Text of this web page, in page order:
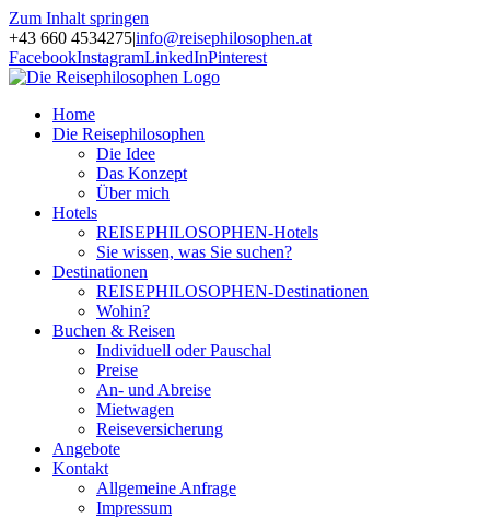
Zum Inhalt springen
+43 660 4534275|info@reisephilosophen.at
FacebookInstagramLinkedInPinterest
Home
Die Reisephilosophen
Die Idee
Das Konzept
Über mich
Hotels
REISEPHILOSOPHEN-Hotels
Sie wissen, was Sie suchen?
Destinationen
REISEPHILOSOPHEN-Destinationen
Wohin?
Buchen & Reisen
Individuell oder Pauschal
Preise
An- und Abreise
Mietwagen
Reiseversicherung
Angebote
Kontakt
Allgemeine Anfrage
Impressum